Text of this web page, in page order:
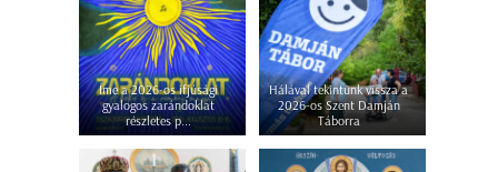
Íme a 2026-os ifjúsági
gyalogos zarándoklat
részletes p...
Hálával tekintünk vissza a
2026-os Szent Damján
Táborra